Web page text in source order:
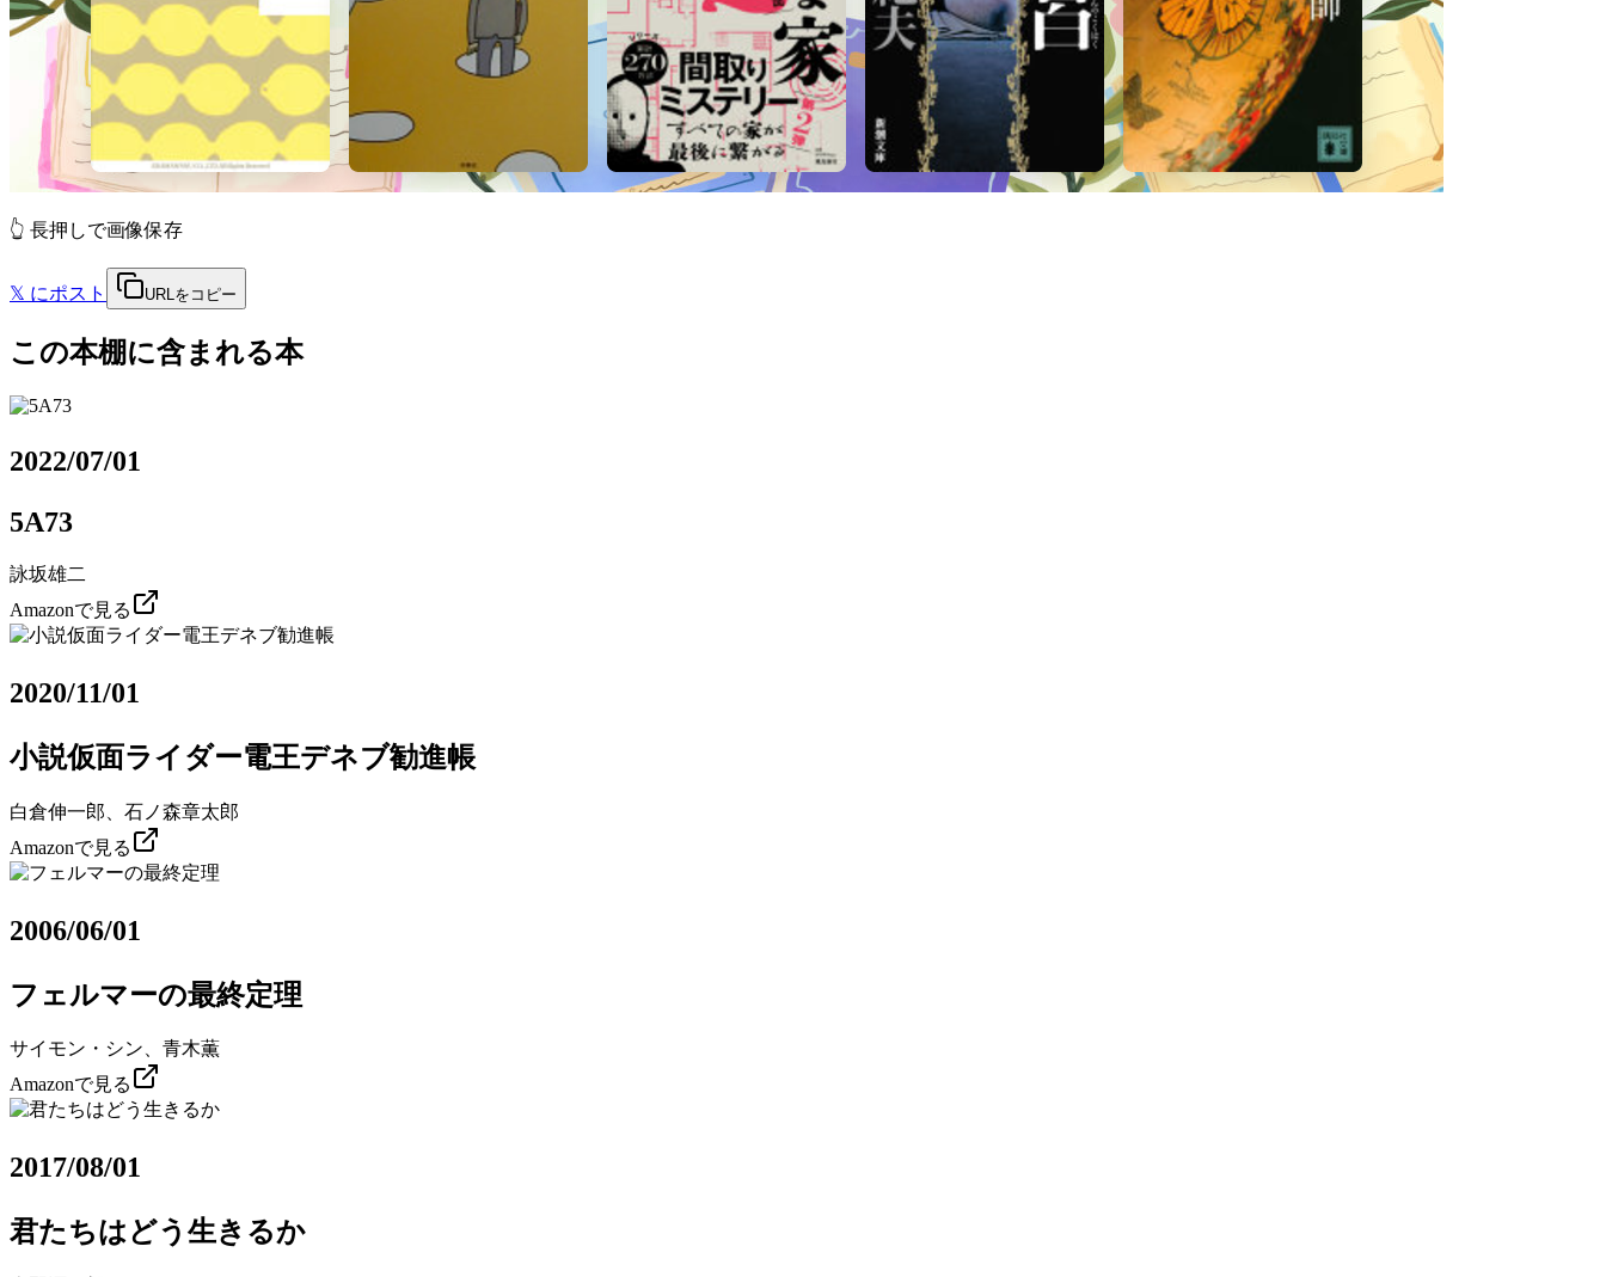
👆 長押しで画像保存
𝕏 にポスト URLをコピー
この本棚に含まれる本
2022/07/01
5A73
詠坂雄二
Amazonで見る
2020/11/01
小説仮面ライダー電王デネブ勧進帳
白倉伸一郎、石ノ森章太郎
Amazonで見る
2006/06/01
フェルマーの最終定理
サイモン・シン、青木薫
Amazonで見る
2017/08/01
君たちはどう生きるか